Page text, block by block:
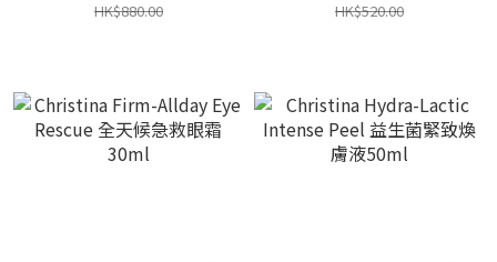
HK$880.00 HK$520.00